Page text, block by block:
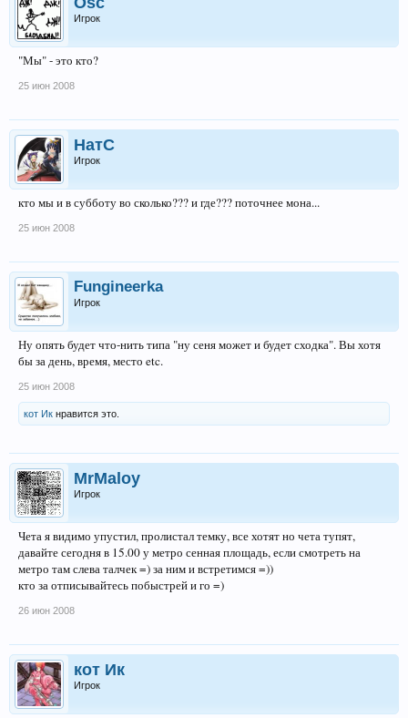
Игрок
"Мы" - это кто?
25 июн 2008
НатС
Игрок
кто мы и в субботу во сколько??? и где??? поточнее мона...
25 июн 2008
Fungineerka
Игрок
Ну опять будет что-нить типа "ну сеня может и будет сходка". Вы хотя
бы за день, время, место etc.
25 июн 2008
кот Ик нравится это.
MrMaloy
Игрок
Чета я видимо упустил, пролистал темку, все хотят но чета тупят,
давайте сегодня в 15.00 у метро сенная площадь, если смотреть на
метро там слева талчек =) за ним и встретимся =))
кто за отписывайтесь побыстрей и го =)
26 июн 2008
кот Ик
Игрок